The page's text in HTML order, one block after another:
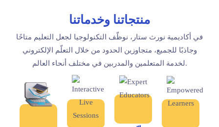
منتجاتنا وخدماتنا
في أكاديمية نورث ستار، نوظّف التكنولوجيا لجعل التعليم متاحًا
وجاذبًا للجميع، متجاوزين الحدود من خلال التعلّم الإلكتروني
لخدمة المتعلمين والمدربين في مختلف أنحاء العالم.